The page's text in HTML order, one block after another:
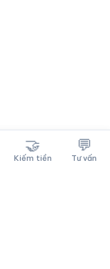
🤝
Kiếm tiền
💬
Tư vấn